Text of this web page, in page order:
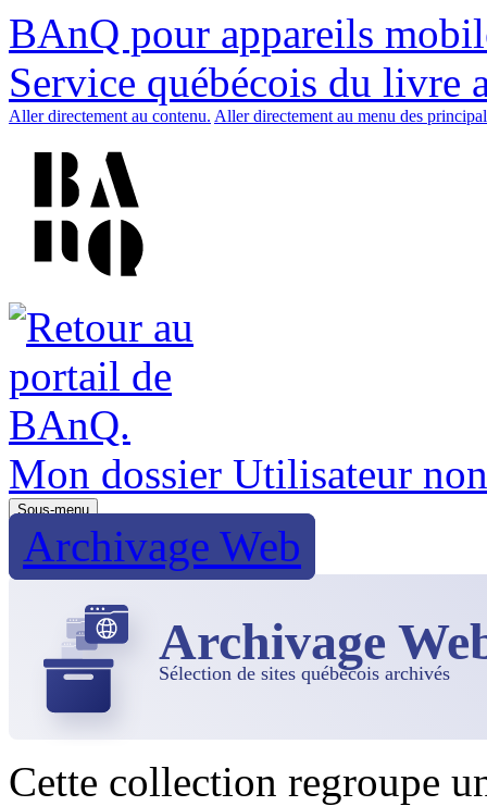
BAnQ pour appareils
Service québécois du livre
Aller directement au contenu. Aller directement au menu des
Mon dossier Utilisateur
Sous-menu
Archivage Web
Archivage
Sélection de sites québécois archivés
Cette collection regroupe